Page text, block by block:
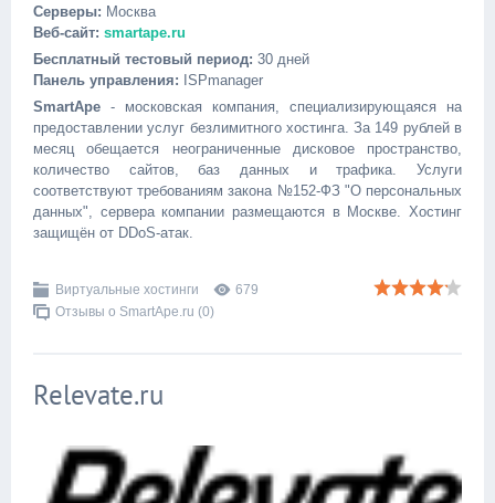
Серверы: Москва
Веб-сайт: smartape.ru
Бесплатный тестовый период: 30 дней
Панель управления: ISPmanager
SmartApe - московская компания, специализирующаяся на
предоставлении услуг безлимитного хостинга. За 149 рублей в
месяц обещается неограниченные дисковое пространство,
количество сайтов, баз данных и трафика. Услуги
соответствуют требованиям закона №152-ФЗ "О персональных
данных", сервера компании размещаются в Москве. Хостинг
защищён от DDoS-атак.
Виртуальные хостинги
679
Отзывы о SmartApe.ru (0)
Relevate.ru